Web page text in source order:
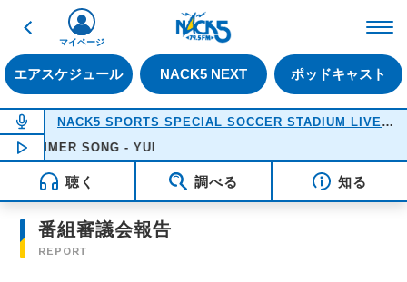
戻る
エアスケジュール NACK5 NEXT ポッドキャスト
マイページ
NOW ON AIR
NACK5 SPORTS SPECIAL SOCCER STADIUM LIVE 2026
NOW PLAYING18:05
SONG - YUI
聴く 調べる 知る
番組審議会報告
REPORT